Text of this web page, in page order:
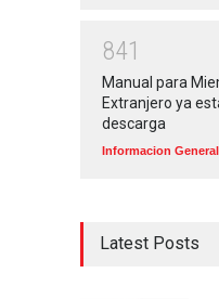
841
Manual para
Extranjero ya
descarga
Informacion General
Latest Posts